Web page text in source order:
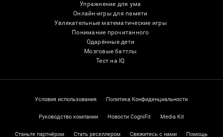
Упражнение для ума
Онлайн-игры для памяти
Увлекательные математические игры
Понимание прочитанного
Одарённые дети
Мозговые баттлы
Тест на IQ
Условия использования Политика Конфиденциальности
Руководство компании Новости CogniFit Media Kit
Станьте партнёром Стать реселлером Свяжитесь с нами Помощь